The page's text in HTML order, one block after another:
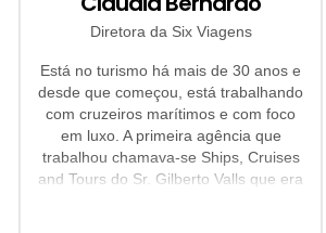
Diretora da Six Viagens
Está no turismo há mais de 30 anos e
desde que começou, está trabalhando
com cruzeiros marítimos e com foco
em luxo. A primeira agência que
trabalhou chamava-se Ships, Cruises
and Tours do Sr. Gilberto Valls que era